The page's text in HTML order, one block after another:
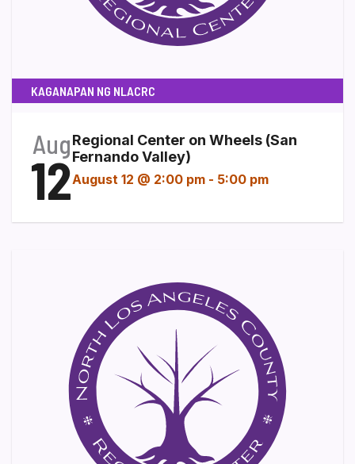
KAGANAPAN NG NLACRC
Aug
12
Regional Center on Wheels (San
Fernando Valley)
August 12 @ 2:00 pm - 5:00 pm